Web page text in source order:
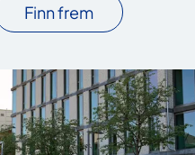
Finn frem